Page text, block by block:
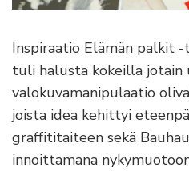
Inspiraatio Elämän palkit
tuli halusta kokeilla jotain
valokuvamanipulaatio
joista idea kehittyi
graffititaiteen sekä
innoittamana